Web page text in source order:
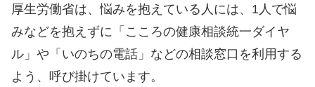
厚生労働省は、悩みを抱えている人には、1人で悩
みなどを抱えずに「こころの健康相談統一ダイヤ
ル」や「いのちの電話」などの相談窓口を利用する
よう、呼び掛けています。